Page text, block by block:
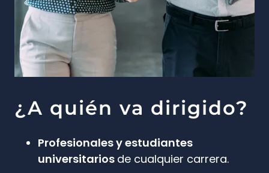
¿A quién va dirigido?
Profesionales y estudiantes
universitarios de cualquier carrera.